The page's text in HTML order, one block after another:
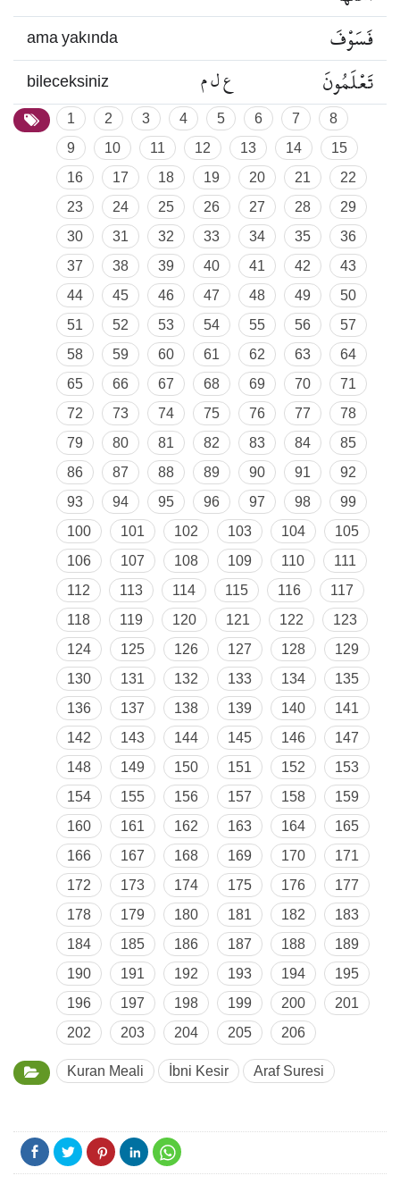
ama yakında فَسَوْفَ
bileceksiniz ع ل م تَعْلَمُونَ
1 2 3 4 5 6 7
8
9
10 11 12 13 14
15
16
17 18 19 20 21
22
23
24 25 26 27 28
29
30
31 32 33 34 35
36
37
38 39 40 41 42
43
44
45 46 47 48 49
50
51
52 53 54 55 56
57
58
59 60 61 62 63
64
65
66 67 68 69 70
71
72
73 74 75 76 77
78
79
80 81 82 83 84
85
86
87 88 89 90 91
92
93
94 95 96 97 98
99
100
101 102 103 104
105
106
107 108 109 110
111
112
113 114 115 116
117
118
119 120 121 122
123
124
125 126 127 128
129
130
131 132 133 134
135
136
137 138 139 140
141
142
143 144 145 146
147
148
149 150 151 152
153
154
155 156 157 158
159
160
161 162 163 164
165
166
167 168 169 170
171
172
173 174 175 176
177
178
179 180 181 182
183
184
185 186 187 188
189
190
191 192 193 194
195
196
197 198 199 200
201
202
203 204 205 206
Kuran Meali İbni Kesir Araf Suresi